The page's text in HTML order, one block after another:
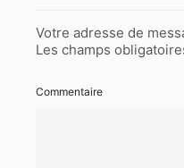
Votre adresse de
Les champs
Commentaire